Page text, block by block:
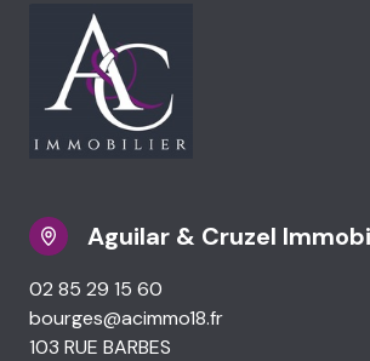
Aguilar & Cruzel
02 85 29 15 60
bourges@acimmo18.fr
103 RUE BARBES